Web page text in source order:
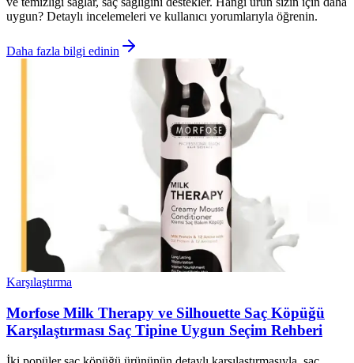
uygun? Detaylı incelemeleri ve kullanıcı yorumlarıyla öğrenin.
Daha fazla bilgi edinin
Karşılaştırma
Morfose Milk Therapy ve Silhouette Saç Köpüğü
Karşılaştırması Saç Tipine Uygun Seçim Rehberi